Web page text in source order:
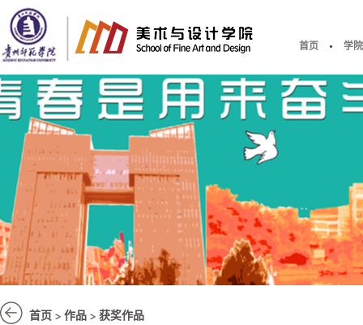
首页 学
首页 作品 获奖作品